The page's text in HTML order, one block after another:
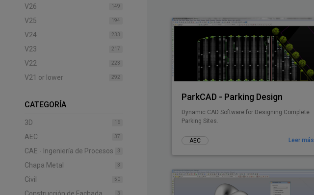
V26 149
V25 194
V24 233
V23 217
V22 223
V21 or lower 292
CATEGORÍA
3D 16
AEC 37
CAE - Ingeniería de Procesos 3
Chapa Metal 3
Civil 50
3
ParkCAD - Parking Design
Dynamic CAD Software for Designing Complete
Parking Sites.
AEC Leer más